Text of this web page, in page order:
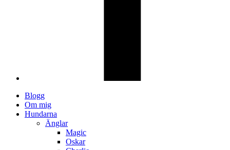
Blogg
Om mig
Hundarna
Änglar
Magic
Oskar